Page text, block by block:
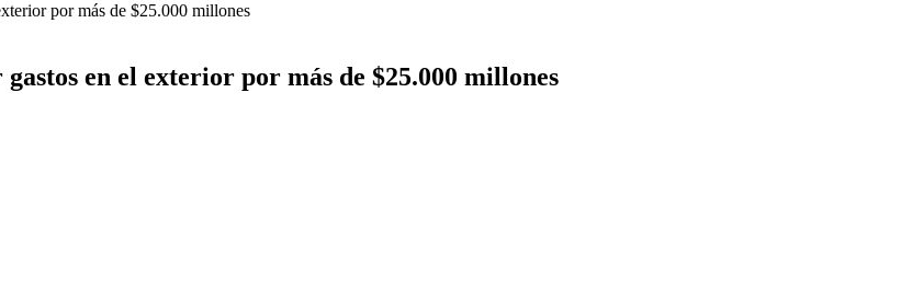
por más de $25.000 millones
en el exterior por más de $25.000 millones